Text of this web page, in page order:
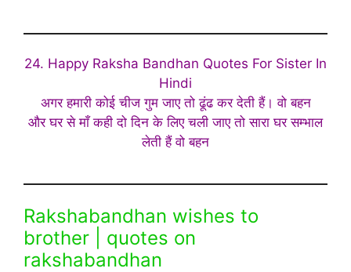
24. Happy Raksha Bandhan Quotes For Sister In
Hindi
अगर हमारी कोई चीज गुम जाए तो ढूंढ कर देती हैं। वो बहन
और घर से माँ कही दो दिन के लिए चली जाए तो सारा घर सम्भाल
लेती हैं वो बहन
Rakshabandhan wishes to
brother | quotes on
rakshabandhan